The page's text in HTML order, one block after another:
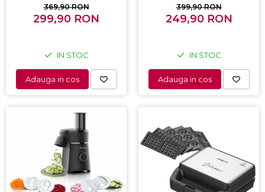
Pulse, Negru
369,90 RON
299,90 RON
IN STOC
Adauga in cos
m3/h, 1 Motor, 2 Trepte
putere, 60 cm, Negru
399,90 RON
249,90 RON
IN STOC
Adauga in cos